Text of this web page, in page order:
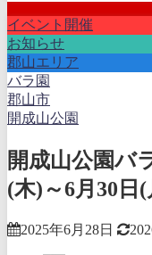
イベント開催
お知らせ
郡山エリア
バラ園
郡山市
開成山公園
開成山公園バ
(木)～6月30日(
2025年6月28日